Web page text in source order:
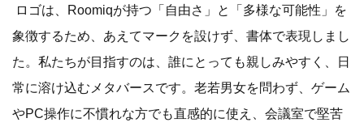
ロゴは、Roomiqが持つ「自由さ」と「多様な可能性」を
象徴するため、あえてマークを設けず、書体で表現しまし
た。私たちが目指すのは、誰にとっても親しみやすく、日
常に溶け込むメタバースです。老若男女を問わず、ゲーム
やPC操作に不慣れな方でも直感的に使え、会議室で堅苦